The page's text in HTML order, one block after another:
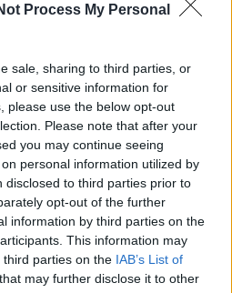
Process My Personal
sale, sharing to third parties, or
or sensitive information for
please use the below opt-out
Please note that after your
you may continue seeing
personal information utilized by
disclosed to third parties prior to
opt-out of the further
information by third parties on the
This information may
parties on the IAB’s List of
that may further disclose it to other
együtt
csökkentheti a vércukrot,
előfordulhat, hogy
főleg, ha az étrend is változik.
és nézd a mért értékeket.